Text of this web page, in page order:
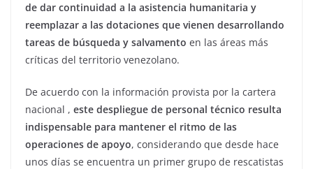
de dar continuidad a la asistencia humanitaria y
reemplazar a las dotaciones que vienen desarrollando
tareas de búsqueda y salvamento en las áreas más
críticas del territorio venezolano.
De acuerdo con la información provista por la cartera
nacional , este despliegue de personal técnico resulta
indispensable para mantener el ritmo de las
operaciones de apoyo, considerando que desde hace
unos días se encuentra un primer grupo de rescatistas